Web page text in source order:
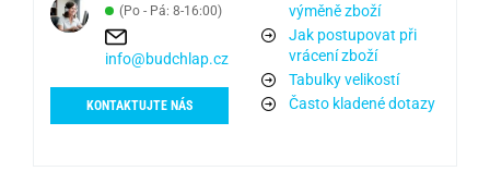
(Po - Pá: 8-16:00)
info@budchlap.cz
KONTAKTUJTE NÁS
výměně zboží
Jak postupovat při
vrácení zboží
Tabulky velikostí
Často kladené dotazy